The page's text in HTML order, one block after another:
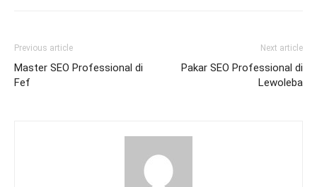
Previous article
Master SEO Professional di
Fef
Next article
Pakar SEO Professional di
Lewoleba